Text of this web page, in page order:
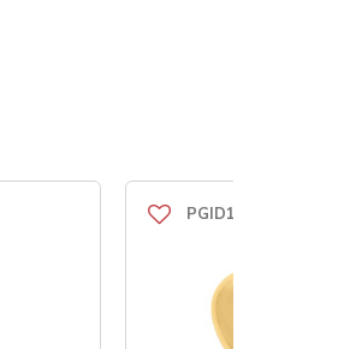
PGID1358-41